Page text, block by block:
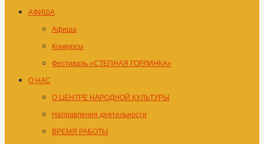
АФИША
Афиша
Конкурсы
Фестиваль «СТЕПНАЯ ГОРЛИНКА»
О НАС
О ЦЕНТРЕ НАРОДНОЙ КУЛЬТУРЫ
Направления деятельности
ВРЕМЯ РАБОТЫ